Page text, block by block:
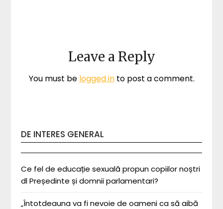
Leave a Reply
You must be logged into post a comment.
DE INTERES GENERAL
Ce fel de educație sexuală propun copiilor noștri
dl Președinte și domnii parlamentari?
„Întotdeauna va fi nevoie de oameni ca să aibă